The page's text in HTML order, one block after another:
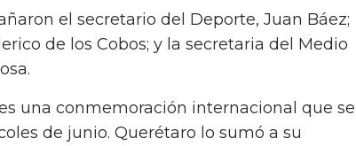
el secretario del Deporte, Juan Báez;
de los Cobos; y la secretaria del Medio
una conmemoración internacional que se
de junio. Querétaro lo sumó a su